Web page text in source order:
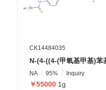
CK14484035
NA 95% Inquiry
￥55000 1g